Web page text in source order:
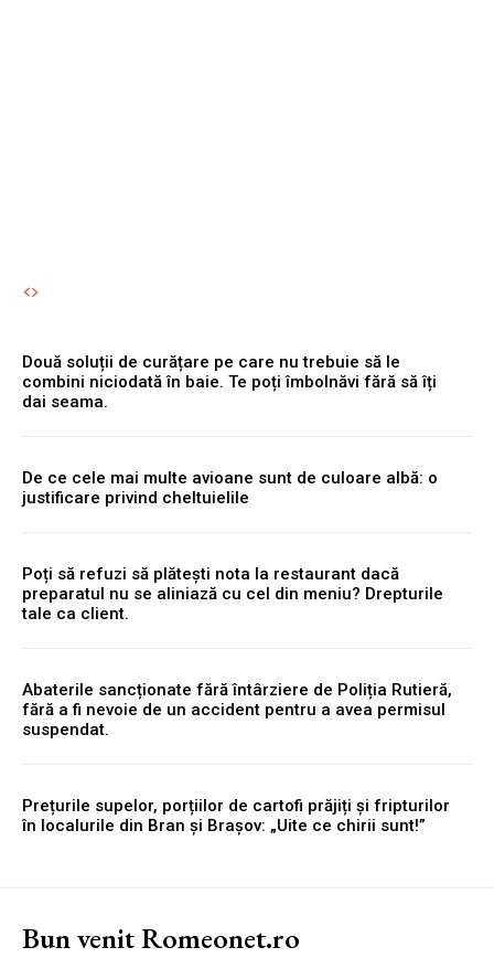
Două soluții de curățare pe care nu trebuie să le
combini niciodată în baie. Te poți îmbolnăvi fără să îți
dai seama.
De ce cele mai multe avioane sunt de culoare albă: o
justificare privind cheltuielile
Poți să refuzi să plătești nota la restaurant dacă
preparatul nu se aliniază cu cel din meniu? Drepturile
tale ca client.
Abaterile sancționate fără întârziere de Poliția Rutieră,
fără a fi nevoie de un accident pentru a avea permisul
suspendat.
Prețurile supelor, porțiilor de cartofi prăjiți și fripturilor
în localurile din Bran și Brașov: „Uite ce chirii sunt!”
Bun venit Romeonet.ro